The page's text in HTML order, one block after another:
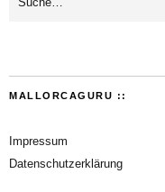
MALLORCAGURU ::
Impressum
Datenschutzerklärung